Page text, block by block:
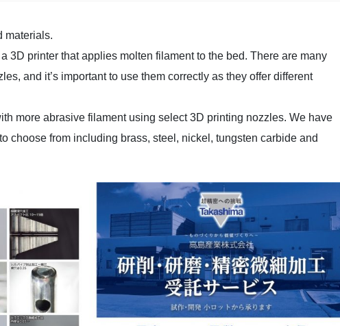
materials.
3D printer that applies molten filament to the bed. There are many
and it’s important to use them correctly as they offer different
more abrasive filament using select 3D printing nozzles. We have
choose from including brass, steel, nickel, tungsten carbide and